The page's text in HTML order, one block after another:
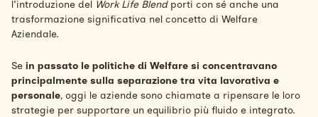
l'introduzione del Work Life Blend porti con sé anche una
trasformazione significativa nel concetto di Welfare
Aziendale.
Se in passato le politiche di Welfare si concentravano
principalmente sulla separazione tra vita lavorativa e
personale, oggi le aziende sono chiamate a ripensare le loro
strategie per supportare un equilibrio più fluido e integrato.